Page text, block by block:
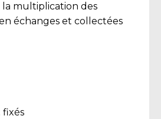
la multiplication des
échanges et collectées
fixés